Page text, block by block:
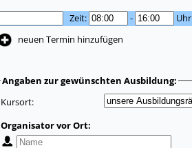
Zeit: -
neuen Termin hinzufügen
Angaben zur gewünschten Ausbildung:
Kursort:
Organisator vor Ort: